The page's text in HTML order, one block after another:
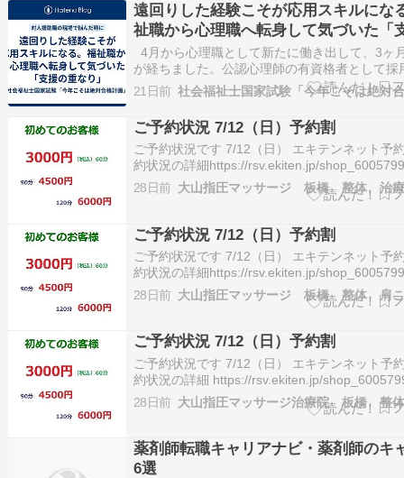
遠回りした経験こそが応用スキルにな
祉職から心理職へ転身して気づいた「
重なり」
4月から心理職として新たに働き出して、3ヶ
が経ちました。公認心理師の有資格者として採
り、現在は直接支援を行っています。 私が
のは、いわゆる「実務経験ルート（Gルート）
験できた最後の試験です。 当時からネット上
務経験ルートは心理専門職と…
21日前
ご予約状況 7/12（日）予約割
ご予約状況です 7/12（日） エキテンネット予
約状況の詳細https://rsv.ekiten.jp/
date※ご予約が入り塞がってしまう場合がござ
す。ご予約・お問合せ 03-5966-5553この投稿
28日前 大山指圧マッサージ 板橋 整体 治
ご予約状況 7/12（日）予約割
ご予約状況です 7/12（日） エキテンネット予
約状況の詳細https://rsv.ekiten.jp/
date※ご予約が入り塞がってしまう場合がござ
す。ご予約・お問合せ 03-5966-5553この投稿
28日前
ご予約状況 7/12（日）予約割
ご予約状況です 7/12（日） エキテンネット予
約状況の詳細 https://rsv.ekiten.jp/
※ご予約が入り塞がってしまう場合がございま
予約・お問合せ 03-5966-5553 この投稿を
28日前
薬剤師転職キャリアナビ・薬剤師のキ
6選